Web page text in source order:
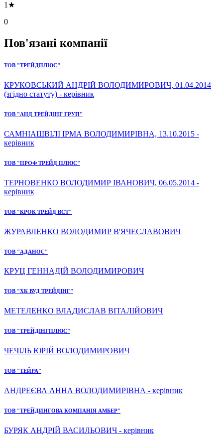
1★
0
Пов'язані компанії
ТОВ "ТРЕЙДПЛЮС"
КРУКОВСЬКИЙ АНДРІЙ ВОЛОДИМИРОВИЧ, 01.04.2014
(згідно статуту) - керівник
ТОВ "АНД ТРЕЙДІНГ ГРУП"
САМНІАШВІЛІ ІРМА ВОЛОДИМИРІВНА, 13.10.2015 -
керівник
ТОВ "ПРОФ ТРЕЙД ПЛЮС"
ТЕРНОВЕНКО ВОЛОДИМИР ІВАНОВИЧ, 06.05.2014 -
керівник
ТОВ "КРОК ТРЕЙД ВСТ"
ЖУРАВЛЕНКО ВОЛОДИМИР В'ЯЧЕСЛАВОВИЧ
ТОВ "АДАНОС"
КРУЦ ГЕННАДІЙ ВОЛОДИМИРОВИЧ
ТОВ "ХК ВУД ТРЕЙДІНГ"
МЕТЕЛЕНКО ВЛАДИСЛАВ ВІТАЛІЙОВИЧ
ТОВ "ТРЕЙДІНГПЛЮС"
ЧЕЧІЛЬ ЮРІЙ ВОЛОДИМИРОВИЧ
ТОВ "ТЕЙРА"
АНДРЕЄВА АННА ВОЛОДИМИРІВНА - керівник
ТОВ "ТРЕЙДИНГОВА КОМПАНІЯ АМБЕР"
БУРЯК АНДРІЙ ВАСИЛЬОВИЧ - керівник